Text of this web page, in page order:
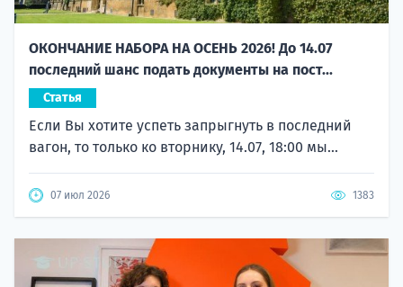
ОКОНЧАНИЕ НАБОРА НА ОСЕНЬ 2026! До 14.07
последний шанс подать документы на пост...
Статья
Если Вы хотите успеть запрыгнуть в последний
вагон, то только ко вторнику, 14.07, 18:00 мы...
07 июл 2026 1383